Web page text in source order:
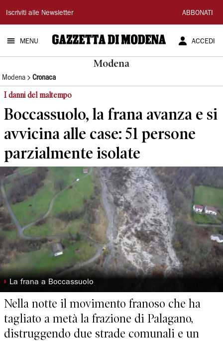
Gazzetta
di
Modena
Iscriviti alle Newsletter ABBONATI
MENU ACCEDI
Modena
Modena Cronaca
I danni del maltempo
Boccassuolo, la frana avanza e si
avvicina alle case: 51 persone
parzialmente isolate
◗ La frana a Boccassuolo
Nella notte il movimento franoso che ha
tagliato a metà la frazione di Palagano,
distruggendo due strade comunali e un